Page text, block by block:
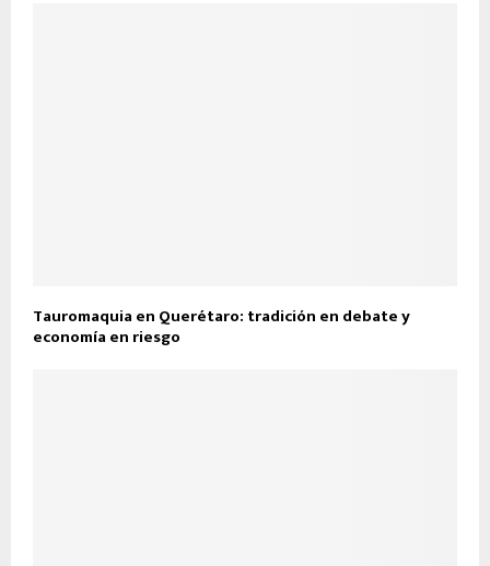
Tauromaquia en Querétaro: tradición en debate y
economía en riesgo